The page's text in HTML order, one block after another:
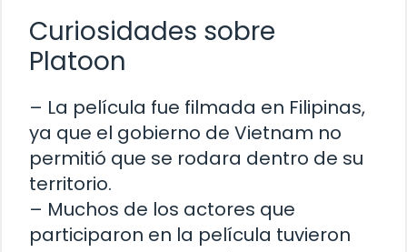
Curiosidades sobre
Platoon
– La película fue filmada en Filipinas,
ya que el gobierno de Vietnam no
permitió que se rodara dentro de su
territorio.
– Muchos de los actores que
participaron en la película tuvieron